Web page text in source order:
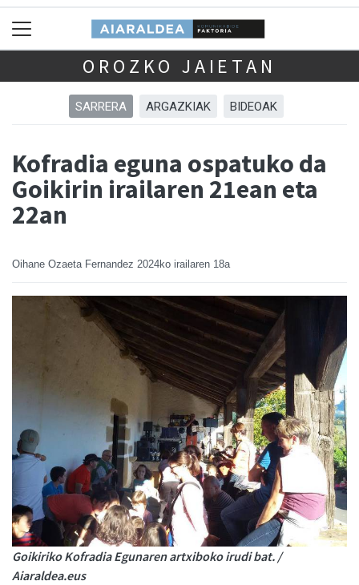
OROZKO JAIETAN
SARRERA ARGAZKIAK BIDEOAK
Kofradia eguna ospatuko da
Goikirin irailaren 21ean eta
22an
Oihane Ozaeta Fernandez 2024ko irailaren 18a
Goikiriko Kofradia Egunaren artxiboko irudi bat. /
Aiaraldea.eus